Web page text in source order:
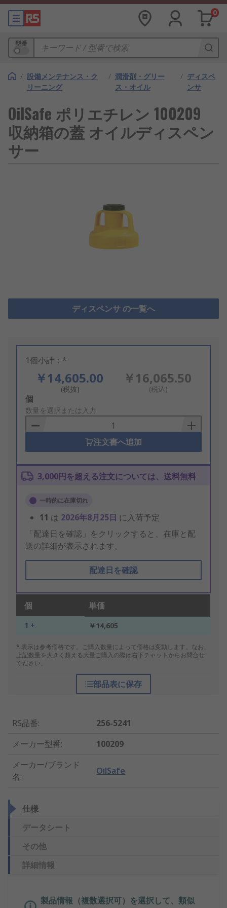
0
型番
/ 設備メンテナンス・ク
リーニング
/ 潤滑剤・グリー
ス・オイル
/ ディスペ
ンサ
OilSafe ポリエチレン 100209
収納箱の蓋 オイルディスペン
サー
ディスペンサ の一覧へ
1個小計：*
￥14,605.00
(税抜)
￥16,065.50
(税込)
Add
to
Basket
個
数量を選択または入力
注文書へ追加
3,000円を超える注文については、送料無料
一時的に在庫切れ
11 は 2026年8月25日 に入荷予定
「配達日を確認」をクリックすると、在庫と配
送の詳細が表示されます。
配達日を確認
個 単価
1 + ￥14,605
* 表示は参考価格です。ご購入数量によって価格は変動します。なお、
上記数量を大きく超える大量ご購入の際は右下チャットからお問合せ
ください。
部品表に保存
RS品番:
256-5241
メーカー型番:
100209
メーカー/ブランド
名:
OilSafe
仕様
データシート
その他
詳細情報
製品情報（複数選択可）を選択して、類似